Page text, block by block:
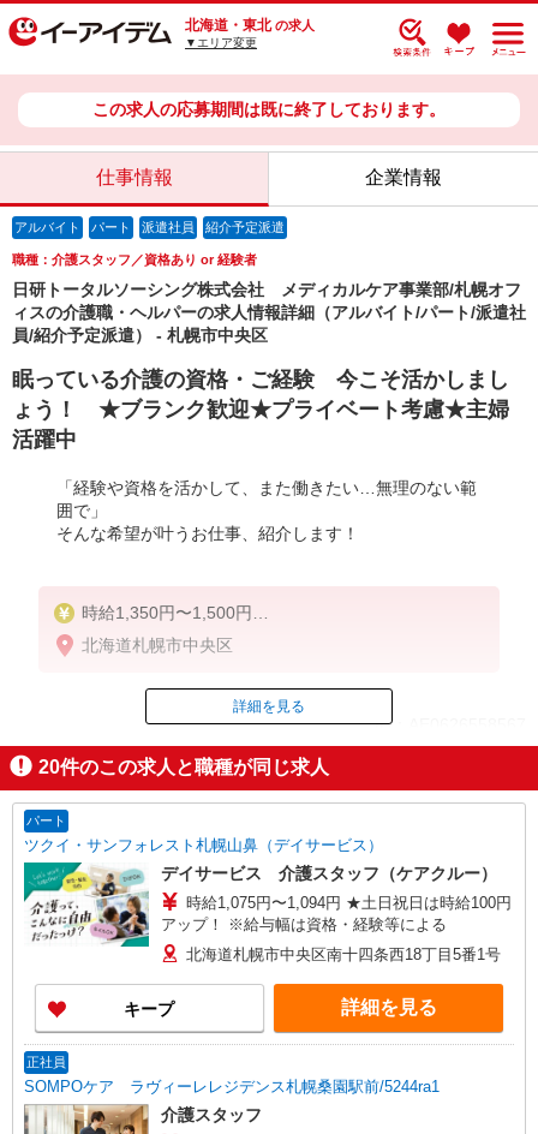
北海道・東北 の求人
▼エリア変更
この求人の応募期間は既に終了しております。
仕事情報 企業情報
アルバイト パート 派遣社員 紹介予定派遣
職種：介護スタッフ／資格あり or 経験者
日研トータルソーシング株式会社 メディカルケア事業部/札幌オフ
ィスの介護職・ヘルパーの求人情報詳細（アルバイト/パート/派遣社
員/紹介予定派遣） - 札幌市中央区
眠っている介護の資格・ご経験 今こそ活かしまし
ょう！ ★ブランク歓迎★プライベート考慮★主婦
活躍中
「経験や資格を活かして、また働きたい…無理のない範
囲で」
そんな希望が叶うお仕事、紹介します！
時給1,350円〜1,500円
◆無資格・経験者：時給1,350円〜
◆介護福祉士：時給1,500円〜
※経験者は3ヶ月以上
※給与幅は経験・能力による
北海道札幌市中央区
ID：AE0626558567
掲載期間終了
詳細を見る
20件のこの求人と職種が同じ求人
パート
ツクイ・サンフォレスト札幌山鼻（デイサービス）
デイサービス 介護スタッフ（ケアクルー）
時給1,075円〜1,094円 ★土日祝日は時給100円
アップ！ ※給与幅は資格・経験等による
北海道札幌市中央区南十四条西18丁目5番1号
キープ 詳細を見る
正社員
SOMPOケア ラヴィーレレジデンス札幌桑園駅前/5244ra1
介護スタッフ